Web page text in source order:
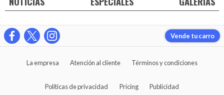
Vende tu carro
La empresa Atención al cliente Términos y condiciones
Políticas de privacidad Pricing Publicidad